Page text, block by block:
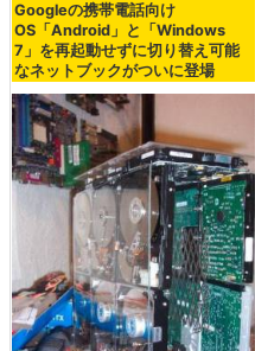
Googleの携帯電話向け
OS「Android」と「Windows
7」を再起動せずに切り替え可能
なネットブックがついに登場